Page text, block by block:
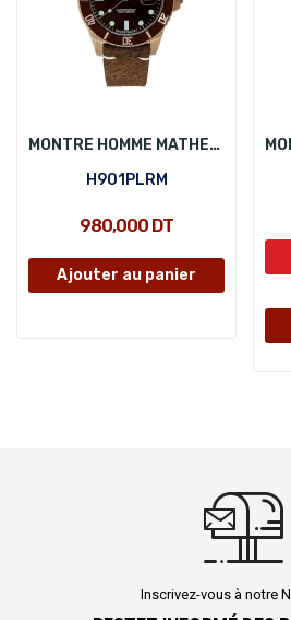
MONTRE HOMME MATHEY-TISSOT H901PLRM
H901PLRM
980,000 DT
Ajouter au panier
Inscrivez-vous à notre